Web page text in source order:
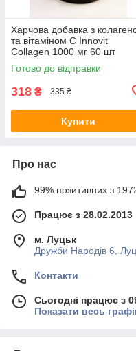
Харчова добавка з
та вітаміном С Innovit
Collagen 1000 мг 60 шт
Нідерланди
Готово до відправки
318 ₴ 335 ₴
Купити
Про нас
99% позитивних з 1972
Працює з 28.02.2013
м. Луцьк
Дружби Народів 6,
Контакти
Сьогодні працює з
Показати весь